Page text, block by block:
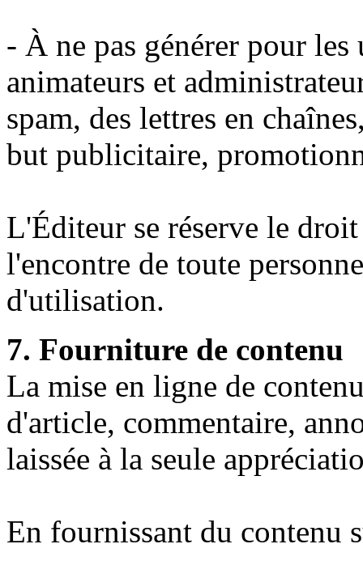
- À ne pas générer pour
animateurs et
spam, des lettres en
but publicitaire,
L'Éditeur se réserve le
l'encontre de toute
d'utilisation.
7. Fourniture de contenu
La mise en ligne de
d'article, commentaire,
laissée à la seule
En fournissant du contenu